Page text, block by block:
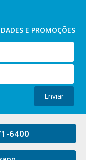
E PROMOÇÕES
Enviar
6400